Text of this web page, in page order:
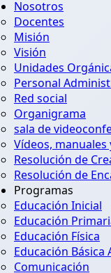
Nosotros
Docentes
Misión
Visión
Unidades
Personal
Red social
Organigrama
sala de
Vídeos, manuales
Resolución de
Resolución de
Programas
Educación Inicial
Educación
Educación Física
Educación Básica
Comunicación